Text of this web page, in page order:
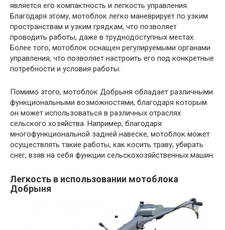
является его компактность и легкость управления.
Благодаря этому, мотоблок легко маневрирует по узким
пространствам и узким грядкам, что позволяет
проводить работы, даже в труднодоступных местах.
Более того, мотоблок оснащен регулируемыми органами
управления, что позволяет настроить его под конкретные
потребности и условия работы.
Помимо этого, мотоблок Добрыня обладает различными
функциональными возможностями, благодаря которым
он может использоваться в различных отраслях
сельского хозяйства. Например, благодаря
многофункциональной задней навеске, мотоблок может
осуществлять такие работы, как косить траву, убирать
снег, взяв на себя функции сельскохозяйственных машин.
Легкость в использовании мотоблока
Добрыня